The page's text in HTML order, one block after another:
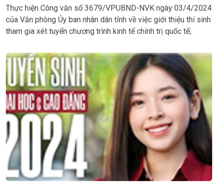
Thực hiện Công văn số 3679/VPUBND-NVK ngày 03/4/2024
của Văn phòng Ủy ban nhân dân tỉnh về việc giới thiệu thí sinh
tham gia xét tuyển chương trình kinh tế chính trị quốc tế;